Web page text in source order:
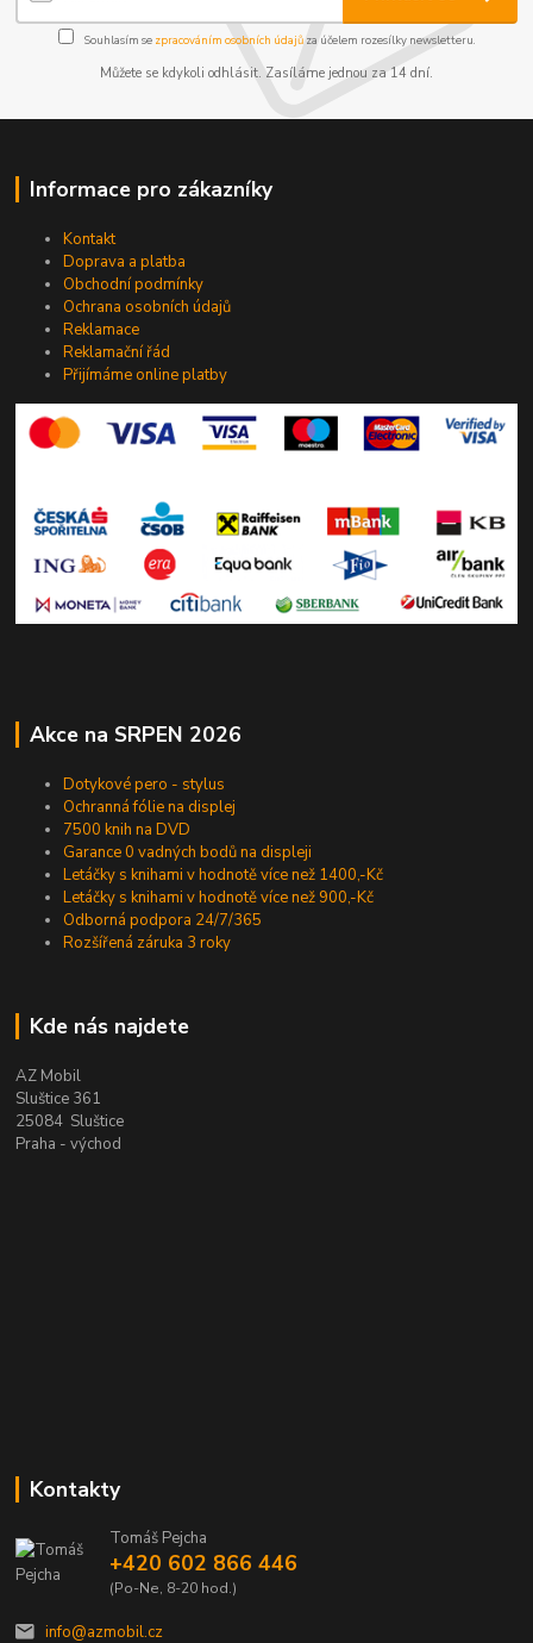
Souhlasím se zpracováním osobních údajůza účelem rozesílky newsletteru.
Můžete se kdykoli odhlásit. Zasíláme jednou za 14 dní.
Informace pro zákazníky
Kontakt
Doprava a platba
Obchodní podmínky
Ochrana osobních údajů
Reklamace
Reklamační řád
Přijímáme online platby
Akce na SRPEN 2026
Dotykové pero - stylus
Ochranná fólie na displej
7500 knih na DVD
Garance 0 vadných bodů na displeji
Letáčky s knihami v hodnotě více než 1400,-Kč
Letáčky s knihami v hodnotě více než 900,-Kč
Odborná podpora 24/7/365
Rozšířená záruka 3 roky
Kde nás najdete
AZ Mobil
Sluštice 361
25084 Sluštice
Praha - východ
Kontakty
Tomáš Pejcha
+420 602 866 446
(Po-Ne, 8-20 hod.)
info@azmobil.cz